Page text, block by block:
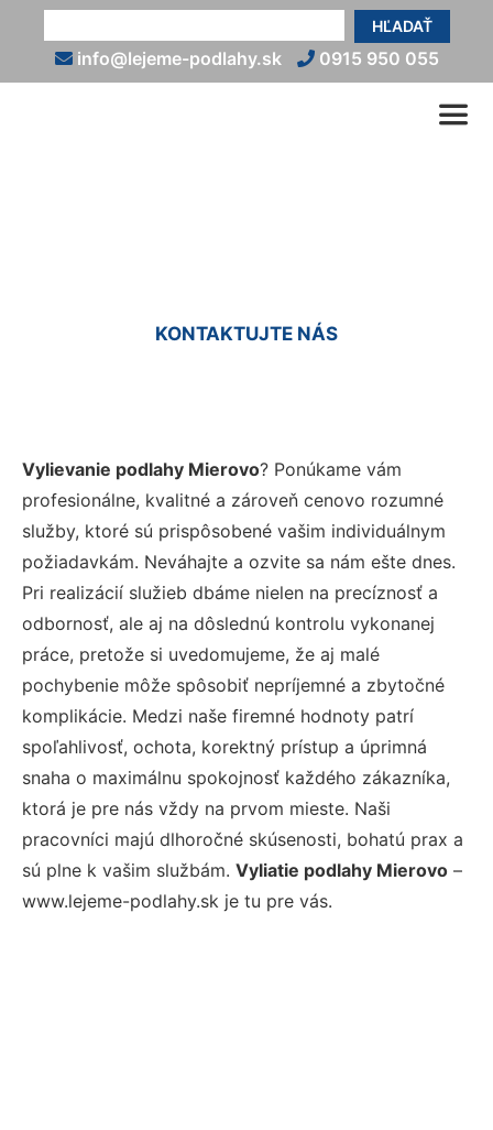
HĽADAŤ
info@lejeme-podlahy.sk 0915 950 055
KONTAKTUJTE NÁS
Vylievanie podlahy Mierovo? Ponúkame vám
profesionálne, kvalitné a zároveň cenovo rozumné
služby, ktoré sú prispôsobené vašim individuálnym
požiadavkám. Neváhajte a ozvite sa nám ešte dnes.
Pri realizácií služieb dbáme nielen na precíznosť a
odbornosť, ale aj na dôslednú kontrolu vykonanej
práce, pretože si uvedomujeme, že aj malé
pochybenie môže spôsobiť nepríjemné a zbytočné
komplikácie. Medzi naše firemné hodnoty patrí
spoľahlivosť, ochota, korektný prístup a úprimná
snaha o maximálnu spokojnosť každého zákazníka,
ktorá je pre nás vždy na prvom mieste. Naši
pracovníci majú dlhoročné skúsenosti, bohatú prax a
sú plne k vašim službám. Vyliatie podlahy Mierovo –
www.lejeme-podlahy.sk je tu pre vás.